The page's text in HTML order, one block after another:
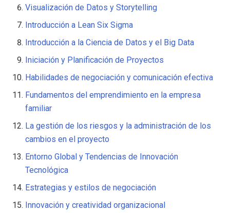
Visualización de Datos y Storytelling
Introducción a Lean Six Sigma
Introducción a la Ciencia de Datos y el Big Data
Iniciación y Planificación de Proyectos
Habilidades de negociación y comunicación efectiva
Fundamentos del emprendimiento en la empresa
familiar
La gestión de los riesgos y la administración de los
cambios en el proyecto
Entorno Global y Tendencias de Innovación
Tecnológica
Estrategias y estilos de negociación
Innovación y creatividad organizacional